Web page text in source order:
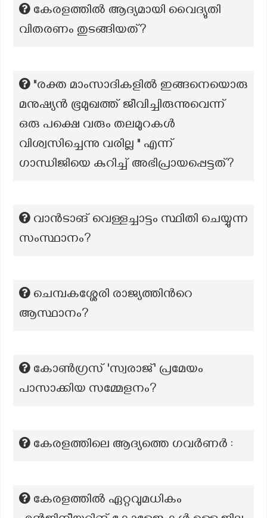
കേരളത്തിൽ ആദ്യമായി വൈദ്യുതി
വിതരണം തുടങ്ങിയത്?
"രക്ത മാംസാദികളിൽ ഇങ്ങനെയൊരു
മനുഷ്യൻ ഭൂമുഖത്ത് ജീവിച്ചിരുന്നുവെന്ന്
ഒരു പക്ഷെ വരും തലമുറകൾ
വിശ്വസിച്ചെന്നു വരില്ല " എന്ന്
ഗാന്ധിജിയെ കുറിച്ച് അഭിപ്രായപ്പെട്ടത്?
വാൻടാങ് വെള്ളച്ചാട്ടം സ്ഥിതി ചെയ്യുന്ന
സംസ്ഥാനം?
ചെമ്പകശ്ശേരി രാജ്യത്തിന്‍റെ
ആസ്ഥാനം?
കോൺഗ്രസ് 'സ്വരാജ്' പ്രമേയം
പാസാക്കിയ സമ്മേളനം?
കേരളത്തിലെ ആദ്യത്തെ ഗവർണർ :
കേരളത്തിൽ ഏറ്റവുമധികം